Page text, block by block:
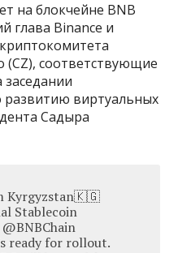
на блокчейне BNB
глава Binance и
соответствующие
развитию виртуальных
Садыра
Kyrgyzstan🇰🇬
Stablecoin
ready for rollout.